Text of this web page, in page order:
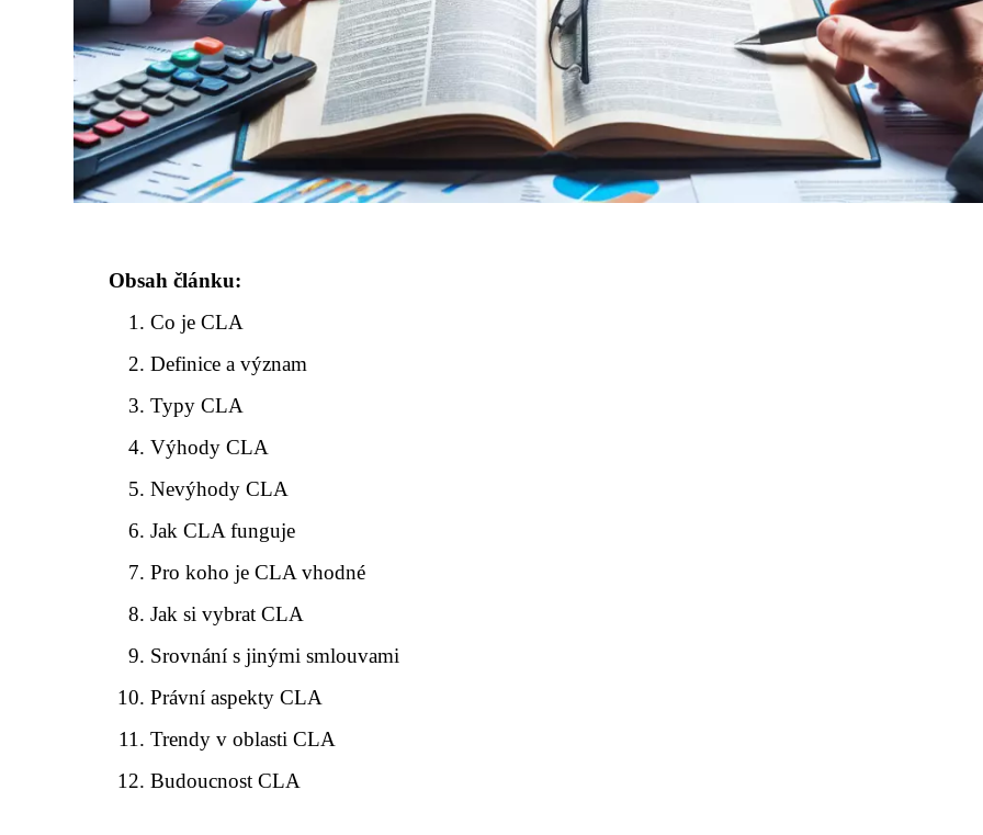
Obsah článku:
Co je CLA
Definice a význam
Typy CLA
Výhody CLA
Nevýhody CLA
Jak CLA funguje
Pro koho je CLA vhodné
Jak si vybrat CLA
Srovnání s jinými smlouvami
Právní aspekty CLA
Trendy v oblasti CLA
Budoucnost CLA